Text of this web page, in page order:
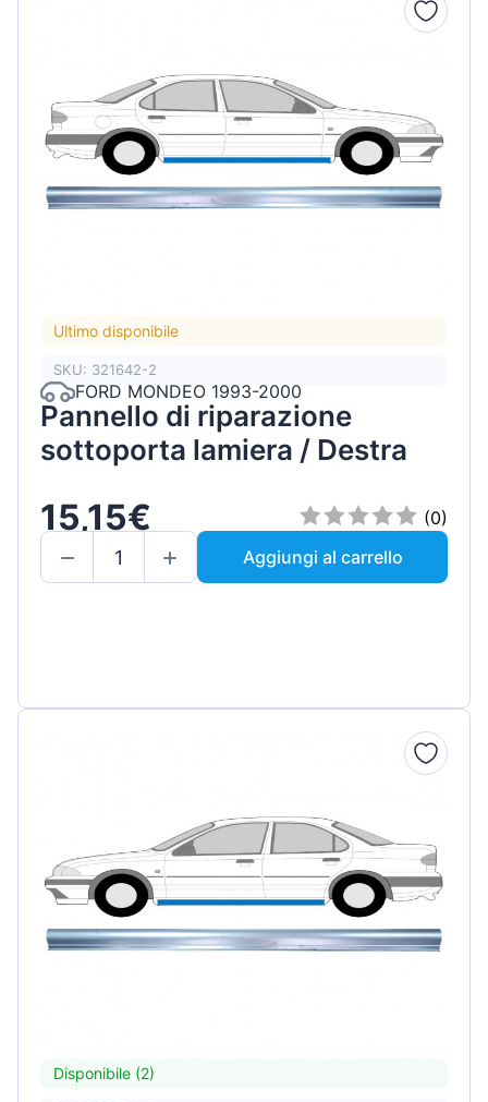
Ultimo disponibile
SKU: 321642-2
FORD MONDEO 1993-2000
Pannello di riparazione
sottoporta lamiera / Destra
15,15€
(0)
Aggiungi al carrello
Disponibile (2)